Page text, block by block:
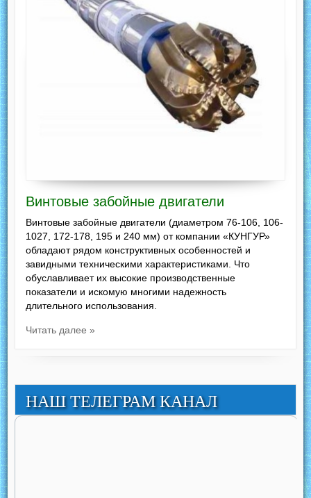
Винтовые забойные двигатели
Винтовые забойные двигатели (диаметром 76-106, 106-
1027, 172-178, 195 и 240 мм) от компании «КУНГУР»
обладают рядом конструктивных особенностей и
завидными техническими характеристиками. Что
обуславливает их высокие производственные
показатели и искомую многими надежность
длительного использования.
Читать далее »
НАШ ТЕЛЕГРАМ КАНАЛ